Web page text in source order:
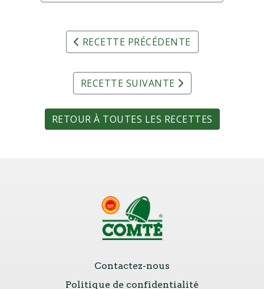
RECETTE PRÉCÉDENTE
RECETTE SUIVANTE
RETOUR À TOUTES LES RECETTES
Contactez-nous
Politique de confidentialité